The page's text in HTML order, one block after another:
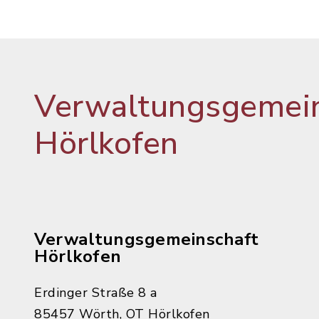
Hörlkofen
Verwaltungsgemeinschaft
Hörlkofen
Erdinger Straße 8 a
85457 Wörth, OT Hörlkofen